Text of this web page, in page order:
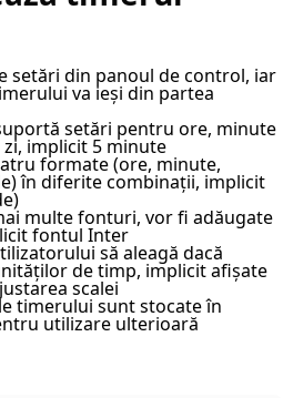
setări din panoul de control, iar
va ieși din partea
setări pentru ore, minute
implicit 5 minute
formate (ore, minute,
în diferite combinații, implicit
multe fonturi, vor fi adăugate
fontul Inter
să aleagă dacă
de timp, implicit afișate
scalei
timerului sunt stocate în
utilizare ulterioară